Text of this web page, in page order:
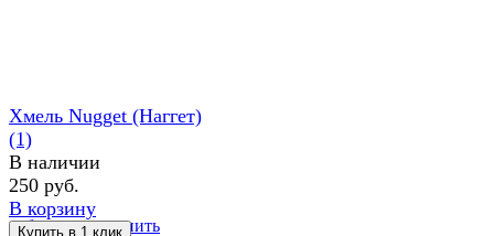
избранное сравнить
Хмель Nugget (Наггет)
(1)
В наличии
250 руб.
В корзину